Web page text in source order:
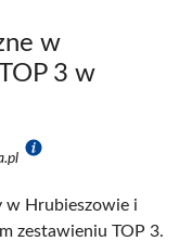
w
3 w
w Hrubieszowie i
zestawieniu TOP 3.